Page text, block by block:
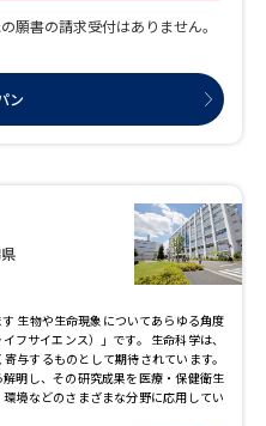
その過程で自分の得意な点や足りない
が、生涯にわたって学び続ける力を鍛
4年間で、さまざまな人々と協働しなが
み出すことで、これからの時代を生き
とができる「副専攻制度」、12学部約
・関心、目指す進路に応じて他の学部の
講制度」を用意しています。 また、特
として、「インスティテュート」を開
ィテュート」、2023年には「スポーツ
学部」がスタート■ 現在、情報通信技
どの急速な進歩により、国内外の労働
年で多くの職業がAIやロボットに置
は人類史上5番目の社会であるSociety
国では、このようなイノベーションを
えて互いを尊重することができる人間
願書の請求受付はありません。
ン
生物や生命現象についてあらゆる角度
フサイエンス）」です。 生命科学は、
与するものとして期待されています。
明し、その研究成果を医療・保健衛生
境などのさまざまな分野に応用してい